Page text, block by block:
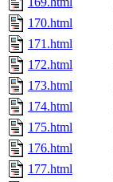
170.html
171.html
172.html
173.html
174.html
175.html
176.html
177.html